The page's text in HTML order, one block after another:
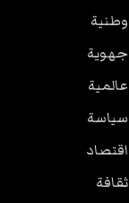
وطنية
جهوية
عالمية
سياسة
اقتصاد
ثقافة